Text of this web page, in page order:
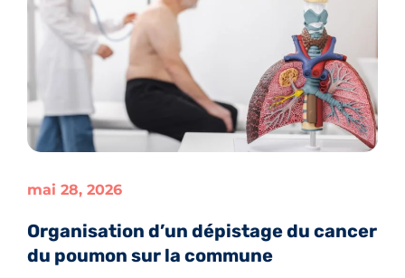
mai 28, 2026
Organisation d’un dépistage du cancer
du poumon sur la commune